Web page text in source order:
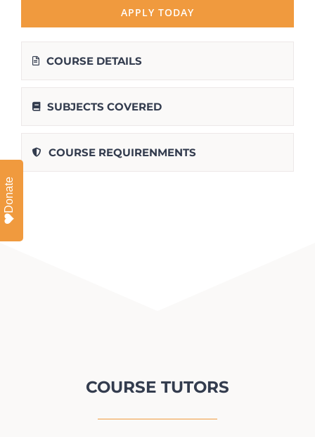
APPLY TODAY
COURSE DETAILS
SUBJECTS COVERED
COURSE REQUIRENMENTS
COURSE TUTORS
Donate